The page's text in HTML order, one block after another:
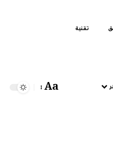
تقنية
Aa